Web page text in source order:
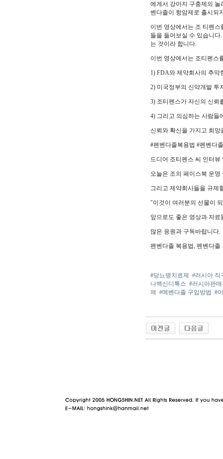
에게서 강아지 구충제의
벤다졸이 항암제로 출시되
이번 영상에서는 조 티펜
들을 들어보실 수 있습니
는 것이라 합니다.
이번 영상에서는 조티펜스
1) FDA와 제약회사의 추악
2) 미국정부의 신약개발 투
3) 조티펜스가 자신의 신뢰
4) 그리고 의심하는 사람들
신뢰와 확신을 가지고 희
#펜벤다졸복용법 #펜벤다
드디어 조티펜스 씨 인터
오늘은 조의 페이스북 운
그리고 제약회사들을 규제
"이것이 여러분의 선물이
앞으로도 좋은 영상과 자
많은 응원과 구독바랍니다.
펜벤다졸 복용법, 펜벤다
#당뇨병치료제
#러시아 직
나백신디톡스 #러시아판
제
#메벤다졸 구입방법 #